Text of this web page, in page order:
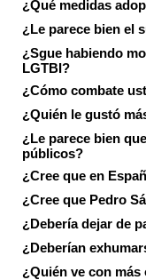
¿Qué medidas
¿Le parece bien el
¿Sgue habiendo
LGTBI?
¿Cómo combate
¿Quién le gustó
¿Le parece bien
públicos?
¿Cree que en
¿Cree que Pedro
¿Debería dejar de
¿Deberían
¿Quién ve con